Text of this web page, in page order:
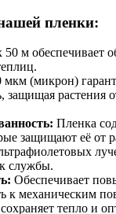
пленки:
50 м обеспечивает
мкм (микрон)
защищая растения
Пленка
защищают её от
службы.
Обеспечивает
к механическим
тепло и